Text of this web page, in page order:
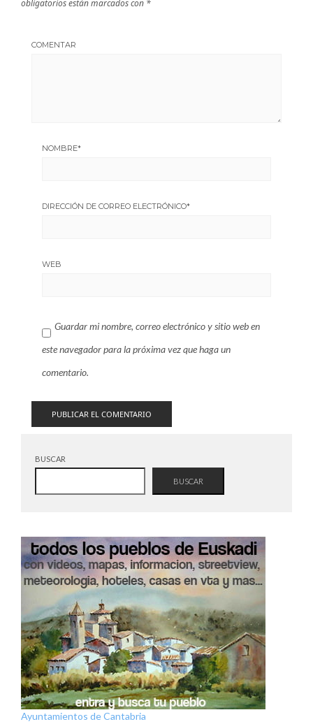
obligatorios están marcados con *
COMENTAR
NOMBRE*
DIRECCIÓN DE CORREO ELECTRÓNICO*
WEB
Guardar mi nombre, correo electrónico y sitio web en
este navegador para la próxima vez que haga un
comentario.
BUSCAR
BUSCAR
Ayuntamientos de Cantabria